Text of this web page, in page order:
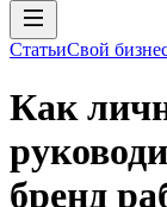
СтатьиСвой
Как
бренд